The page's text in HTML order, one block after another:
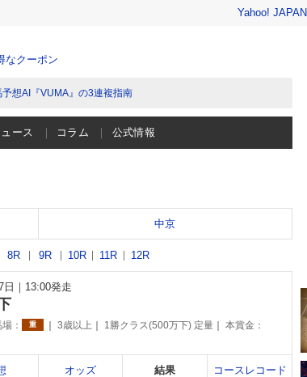
Yahoo! JAPAN
なクーポン
予想AI『VUMA』の3連複指南
ース コラム 公式情報
中京
8R 9R 10R 11R 12R
日 13:00発走
： 重 3歳以上 1勝クラス(500万下) 定量
本賞金：
オッズ 結果 コースレコード